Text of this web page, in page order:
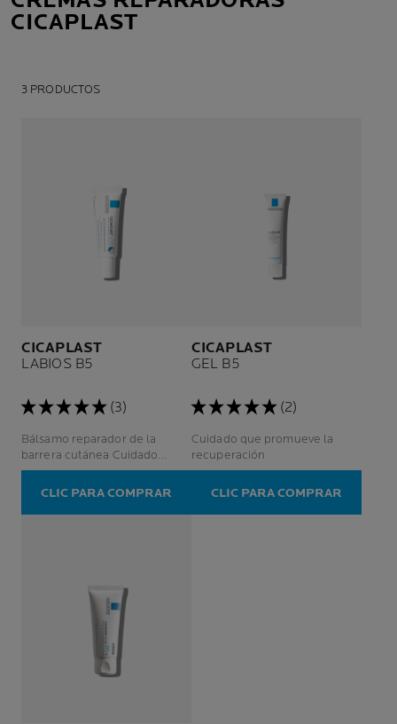
CICAPLAST
3 PRODUCTOS
CICAPLAST
LABIOS B5
(3)
Bálsamo reparador de la
barrera cutánea Cuidado
hidratante Labios / zonas
irritadas
CLIC PARA COMPRAR
CICAPLAST
GEL B5
(2)
Cuidado que promueve la
recuperación
CLIC PARA COMPRAR